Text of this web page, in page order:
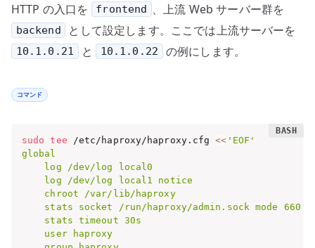
HTTP の入口を frontend 、上流 Web サーバー群を
backend として設定します。ここでは上流サーバーを
10.1.0.21 と 10.1.0.22 の例にします。
コマンド
sudo tee /etc/haproxy/haproxy.cfg << 'EOF'
global
    log /dev/log local0
    log /dev/log local1 notice
    chroot /var/lib/haproxy
stats socket /run/haproxy/admin.sock mode 660
    stats timeout 30s
    user haproxy